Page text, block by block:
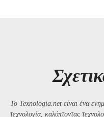
Το Texnologia.net είναι ένα
τεχνολογία, καλύπτοντας